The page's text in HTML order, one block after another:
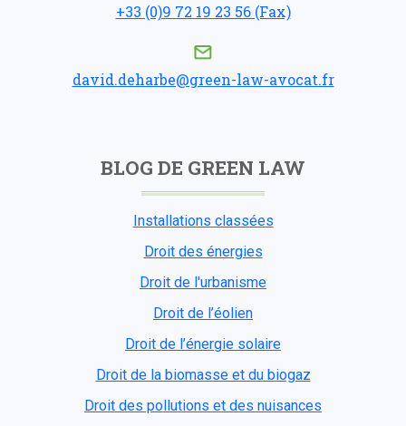
+33 (0)9 72 19 23 56 (Fax)
david.deharbe@green-law-avocat.fr
BLOG DE GREEN LAW
Installations classées
Droit des énergies
Droit de l'urbanisme
Droit de l’éolien
Droit de l’énergie solaire
Droit de la biomasse et du biogaz
Droit des pollutions et des nuisances